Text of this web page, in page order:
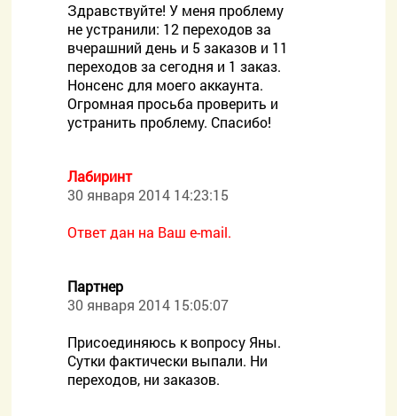
Здравствуйте! У меня проблему
не устранили: 12 переходов за
вчерашний день и 5 заказов и 11
переходов за сегодня и 1 заказ.
Нонсенс для моего аккаунта.
Огромная просьба проверить и
устранить проблему. Спасибо!
Лабиринт
30 января 2014 14:23:15
Ответ дан на Ваш e-mail.
Партнер
30 января 2014 15:05:07
Присоединяюсь к вопросу Яны.
Сутки фактически выпали. Ни
переходов, ни заказов.